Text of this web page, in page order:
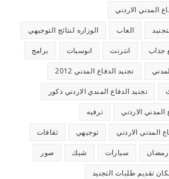
المدني الاردني
العاب الوزاره لنتائج التوجيهي
جذاب انترنت انوسيات برامج
تجنيد الدفاع المدني 2012
تجنيد الدفاع المندي الاردني ذكور
الاردني ترفيه
المدني الاردني توجيهي ثقافات
رمضان سيارات شيك صور
تقديم طلبات التجنيد